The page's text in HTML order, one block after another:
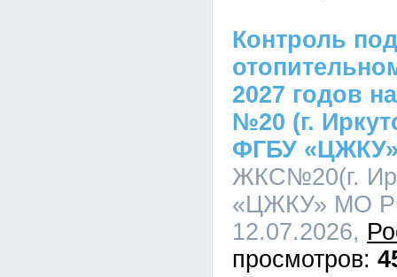
Контроль
2027 годов
№20 (г.
ФГБУ
ЖКС№20(г.
«ЦЖКУ» МО
12.07.2026,